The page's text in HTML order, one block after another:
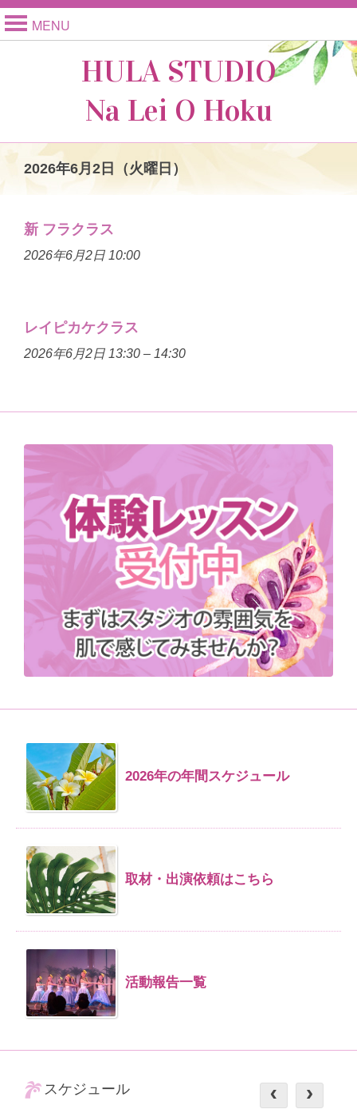
MENU
HULA STUDIO
Na Lei O Hoku
2026年6月2日（火曜日）
新 フラクラス
2026年6月2日 10:00
レイピカケクラス
2026年6月2日 13:30 – 14:30
2026年の年間スケジュール
取材・出演依頼はこちら
活動報告一覧
スケジュール